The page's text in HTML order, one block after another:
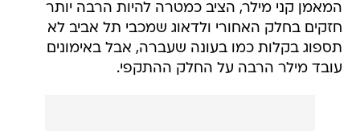
המאמן קני מילר, הציב כמטרה להיות הרבה יותר
חזקים בחלק האחורי ולדאוג שמכבי תל אביב לא
תספוג בקלות כמו בעונה שעברה, אבל באימונים
עובד מילר הרבה על החלק ההתקפי.